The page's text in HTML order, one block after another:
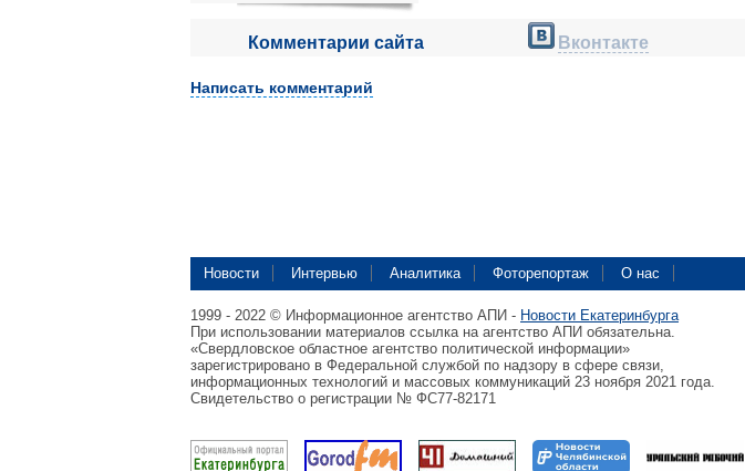
Комментарии сайта Вконтакте
Написать комментарий
Новости Интервью Аналитика Фоторепортаж О нас
1999 - 2022 © Информационное агентство АПИ - Новости Екатеринбурга
При использовании материалов ссылка на агентство АПИ обязательна.
«Свердловское областное агентство политической информации»
зарегистрировано в Федеральной службой по надзору в сфере связи,
информационных технологий и массовых коммуникаций 23 ноября 2021 года.
Свидетельство о регистрации № ФС77-82171